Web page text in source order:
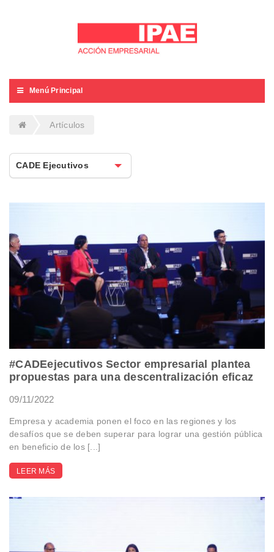
Menú Principal
Artículos
CADE Ejecutivos
CADE Ejecutivos
#CADEejecutivos Sector empresarial plantea
propuestas para una descentralización eficaz
09/11/2022
Empresa y academia ponen el foco en las regiones y los
desafíos que se deben superar para lograr una gestión pública
en beneficio de los [...]
LEER MÁS